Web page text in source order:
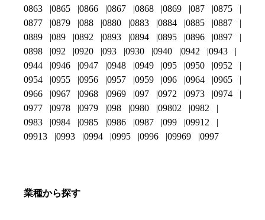
0863
0865 0866 0867 0868 0869 087
0875
0877
0879 088 0880 0883 0884 0885
0887
0889
089 0892 0893 0894 0895 0896
0897
0898
092 0920 093 0930 0940 0942
0943
0944
0946 0947 0948 0949 095 0950
0952
0954
0955 0956 0957 0959 096 0964
0965
0966
0967 0968 0969 097 0972 0973
0974
0977
0978 0979 098 0980 09802
0982
0983
0984 0985 0986 0987 099
09912
09913
0993 0994 0995 0996 09969 0997
業種から探す